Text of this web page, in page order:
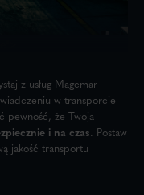
z usług Magemar
w transporcie
pewność, że Twoja
i na czas. Postaw
jakość transportu